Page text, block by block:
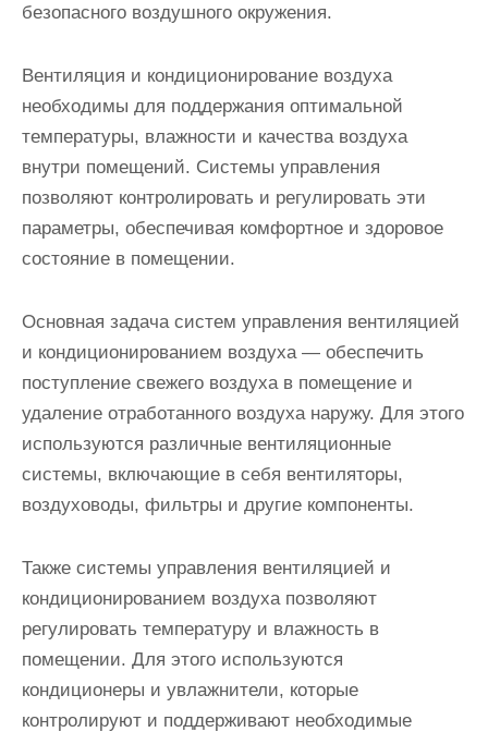
безопасного воздушного окружения.
Вентиляция и кондиционирование воздуха
необходимы для поддержания оптимальной
температуры, влажности и качества воздуха
внутри помещений. Системы управления
позволяют контролировать и регулировать эти
параметры, обеспечивая комфортное и здоровое
состояние в помещении.
Основная задача систем управления вентиляцией
и кондиционированием воздуха — обеспечить
поступление свежего воздуха в помещение и
удаление отработанного воздуха наружу. Для этого
используются различные вентиляционные
системы, включающие в себя вентиляторы,
воздуховоды, фильтры и другие компоненты.
Также системы управления вентиляцией и
кондиционированием воздуха позволяют
регулировать температуру и влажность в
помещении. Для этого используются
кондиционеры и увлажнители, которые
контролируют и поддерживают необходимые